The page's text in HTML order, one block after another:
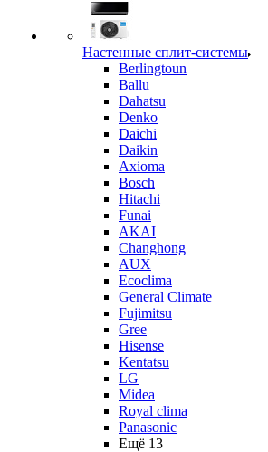
Настенные сплит-системы
Berlingtoun
Ballu
Dahatsu
Denko
Daichi
Daikin
Axioma
Bosch
Hitachi
Funai
AKAI
Changhong
AUX
Ecoclima
General Climate
Fujimitsu
Gree
Hisense
Kentatsu
LG
Midea
Royal clima
Panasonic
Ещё 13